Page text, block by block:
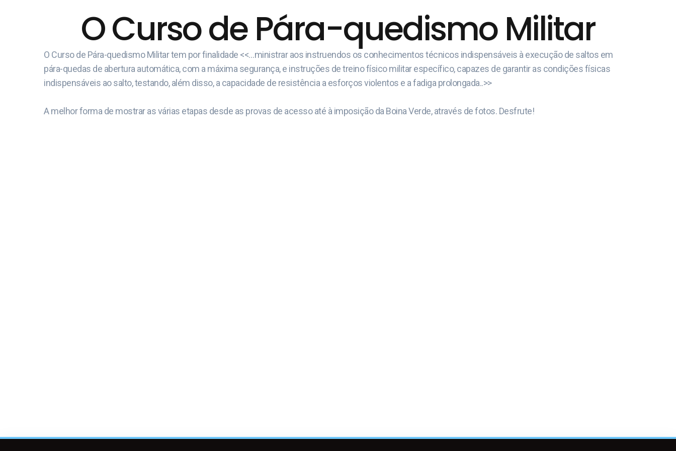
O Curso de Pára-quedismo Militar
O Curso de Pára-quedismo Militar tem por finalidade <<…ministrar aos instruendos os conhecimentos técnicos indispensáveis à execução de saltos em
pára-quedas de abertura automática, com a máxima segurança, e instruções de treino físico militar específico, capazes de garantir as condições físicas
indispensáveis ao salto, testando, além disso, a capacidade de resistência a esforços violentos e a fadiga prolongada..>>
A melhor forma de mostrar as várias etapas desde as provas de acesso até à imposição da Boina Verde, através de fotos. Desfrute!